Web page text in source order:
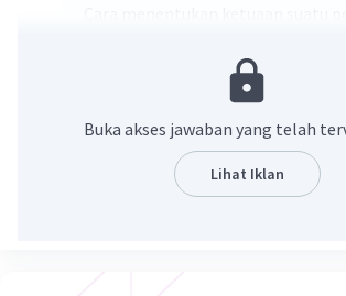
penanggalan adalah cara untuk
atau ketuaan suatu benda atau
dengan menggunakan berbagai
metode yang tersedia, seperti
radiokarbon, dendrokronologi,
Buka akses jawaban yang telah
Lihat Iklan